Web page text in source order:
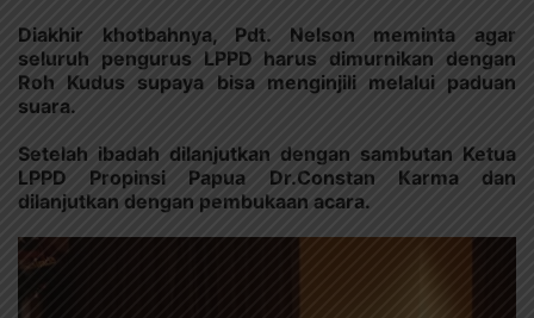
Diakhir khotbahnya, Pdt. Nelson meminta agar
seluruh pengurus LPPD harus dimurnikan dengan
Roh Kudus supaya bisa menginjili melalui paduan
suara.
Setelah ibadah dilanjutkan dengan sambutan Ketua
LPPD Propinsi Papua Dr.Constan Karma dan
dilanjutkan dengan pembukaan acara.